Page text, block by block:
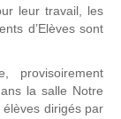
leur travail, les
d’Elèves sont
provisoirement
la salle Notre
élèves dirigés par